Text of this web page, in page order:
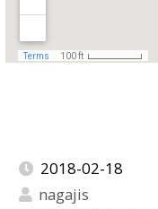
2018-02-18
nagajis